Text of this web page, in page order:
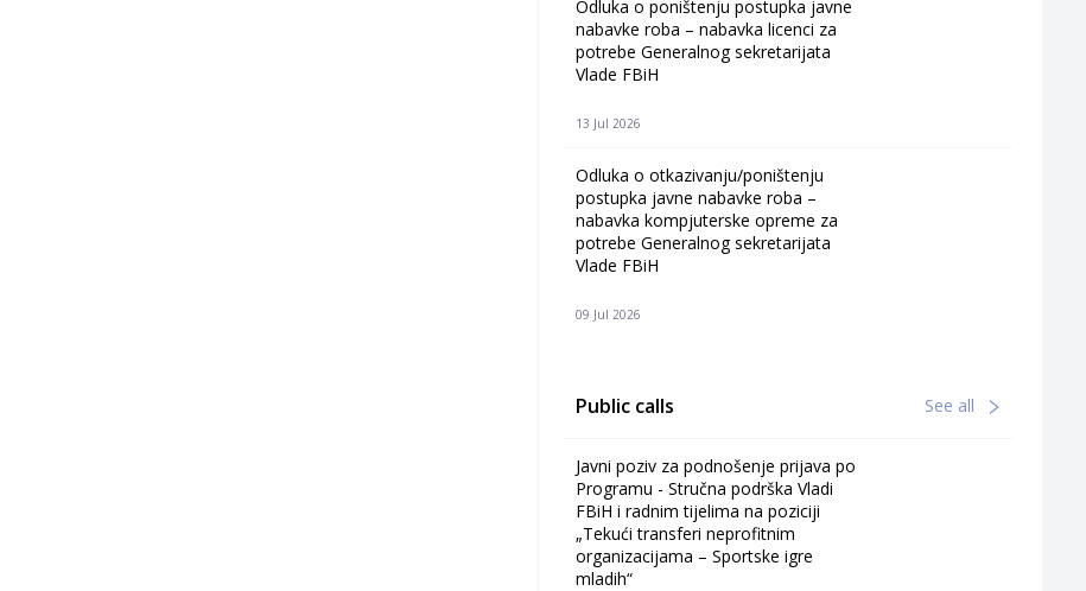
Odluka o poništenju postupka javne
nabavke roba – nabavka licenci za
potrebe Generalnog sekretarijata
Vlade FBiH
13 Jul 2026
Odluka o otkazivanju/poništenju
postupka javne nabavke roba –
nabavka kompjuterske opreme za
potrebe Generalnog sekretarijata
Vlade FBiH
09 Jul 2026
Public calls See all
Javni poziv za podnošenje prijava po
Programu - Stručna podrška Vladi
FBiH i radnim tijelima na poziciji
„Tekući transferi neprofitnim
organizacijama – Sportske igre
mladih“